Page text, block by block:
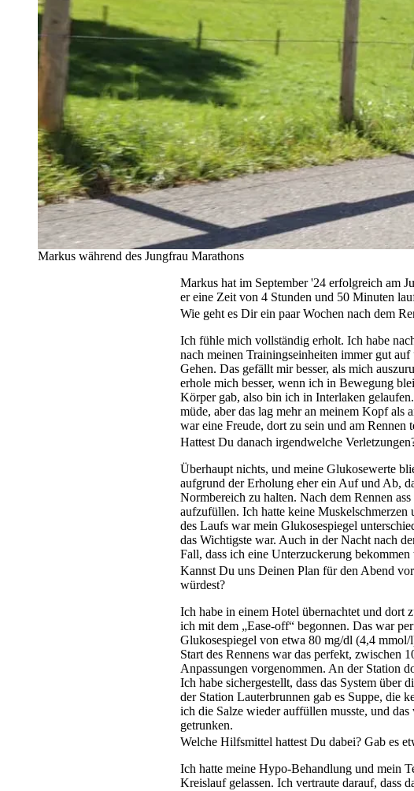
Markus während des Jungfrau Marathons
Markus hat im September '24 erfolgreich am
er eine Zeit von 4 Stunden und 50 Minuten
Wie geht es Dir ein paar Wochen nach dem
Ich fühle mich vollständig erholt. Ich habe
nach meinen Trainingseinheiten immer gut
Gehen. Das gefällt mir besser, als mich
erhole mich besser, wenn ich in Bewegung
Körper gab, also bin ich in Interlaken
müde, aber das lag mehr an meinem Kopf als
war eine Freude, dort zu sein und am
Hattest Du danach irgendwelche
Überhaupt nichts, und meine Glukosewerte
aufgrund der Erholung eher ein Auf und Ab,
Normbereich zu halten. Nach dem Rennen
aufzufüllen. Ich hatte keine
des Laufs war mein Glukosespiegel
das Wichtigste war. Auch in der Nacht nach
Fall, dass ich eine Unterzuckerung
Kannst Du uns Deinen Plan für den Abend
würdest?
Ich habe in einem Hotel übernachtet und dort
ich mit dem „Ease-off“ begonnen. Das war
Glukosespiegel von etwa 80 mg/dl (4,4
Start des Rennens war das perfekt, zwischen
Anpassungen vorgenommen. An der Station
Ich habe sichergestellt, dass das System
der Station Lauterbrunnen gab es Suppe, die
ich die Salze wieder auffüllen musste, und
getrunken.
Welche Hilfsmittel hattest Du dabei? Gab es
Ich hatte meine Hypo-Behandlung und mein
Kreislauf gelassen. Ich vertraute darauf, dass